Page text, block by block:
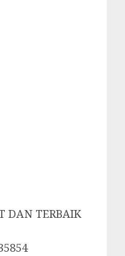
DAN TERBAIK